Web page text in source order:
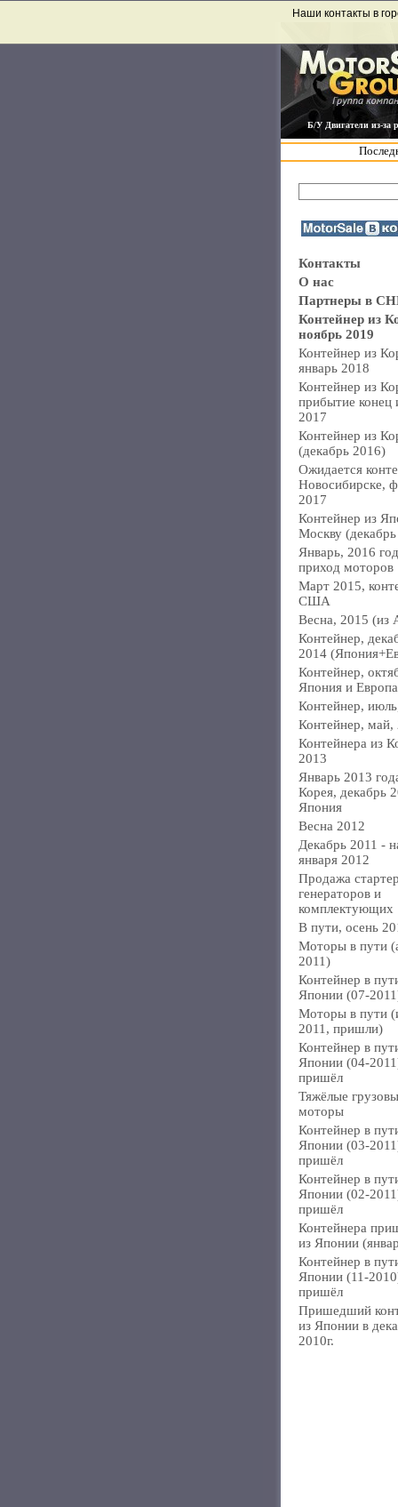
Б/У Двигатели из-за
Наши контакты в
Контакты
О нас
Партнеры в
Контейнер из
ноябрь 2019
Контейнер из
январь 2018
Контейнер из
прибытие конец
2017
Контейнер из
(декабрь 2016)
Ожидается
Новосибирске,
2017
Контейнер из
Москву
Январь, 2016
приход моторов
Март 2015,
США
Весна, 2015 (из
Контейнер,
2014
Контейнер,
Япония и
Контейнер,
Контейнер, май,
Контейнера из
2013
Январь 2013
Корея, декабрь
Япония
Весна 2012
Декабрь 2011 -
января 2012
Продажа
генераторов и
комплектующих
В пути, осень
Моторы в пути
2011)
Контейнер в
Японии (07-
Моторы в пути
2011, пришли)
Контейнер в
Японии (04-
пришёл
Тяжёлые
моторы
Контейнер в
Японии (03-
пришёл
Контейнер в
Японии (02-
пришёл
Контейнера
из Японии
Контейнер в
Японии (11-
пришёл
Пришедший
из Японии в
2010г.